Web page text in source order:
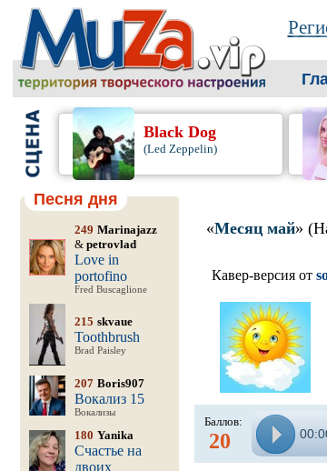
Black Dog
(Led Zeppelin)
Песня дня
249 Marinajazz
& petrovlad
Love in
portofino
Fred Buscaglione
215 skvaue
Toothbrush
Brad Paisley
207 Boris907
Вокализ 15
Вокализы
180 Yanika
Счастье на
двоих
«Месяц май»
Кавер-версия от
Баллов:
20